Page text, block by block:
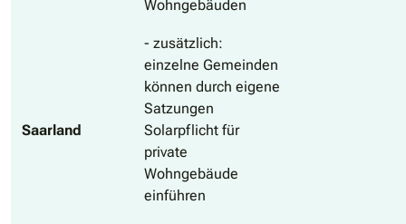
Saarland
Wohngebäuden
- zusätzlich:
einzelne Gemeinden
können durch eigene
Satzungen
Solarpflicht für
private
Wohngebäude
einführen